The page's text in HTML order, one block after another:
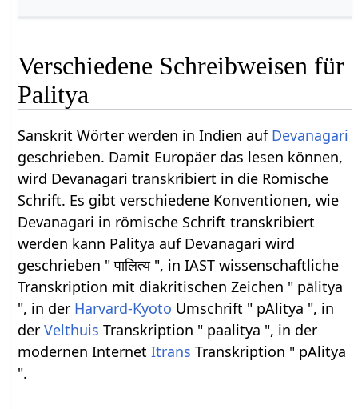
Verschiedene Schreibweisen für
Palitya
Sanskrit Wörter werden in Indien auf Devanagari
geschrieben. Damit Europäer das lesen können,
wird Devanagari transkribiert in die Römische
Schrift. Es gibt verschiedene Konventionen, wie
Devanagari in römische Schrift transkribiert
werden kann Palitya auf Devanagari wird
geschrieben " पालित्य ", in IAST wissenschaftliche
Transkription mit diakritischen Zeichen " pālitya
", in der Harvard-Kyoto Umschrift " pAlitya ", in
derVelthuis Transkription " paalitya ", in der
modernen InternetItrans Transkription " pAlitya
".